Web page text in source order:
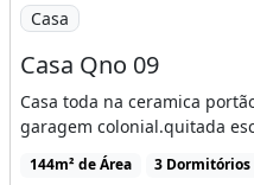
Imagem: Casa Qno 09
Casa
Casa Qno 09
Casa toda na ceramica
garagem colonial.quitada
144m² de Área 3 Dormitórios